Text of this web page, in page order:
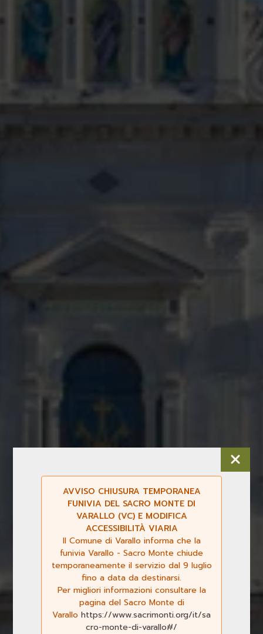
AVVISO CHIUSURA TEMPORANEA
FUNIVIA DEL SACRO MONTE DI
VARALLO (VC) E MODIFICA
ACCESSIBILITÀ VIARIA
Il Comune di Varallo informa che la
funivia Varallo - Sacro Monte chiude
temporaneamente il servizio dal 9 luglio
fino a data da destinarsi.
Per migliori informazioni consultare la
pagina del Sacro Monte di
Varallo https://www.sacrimonti.org/it/sa
cro-monte-di-varallo#/